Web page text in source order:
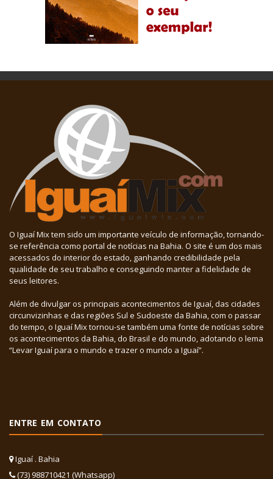
O Iguaí Mix tem sido um importante veículo de informação, tornando-
se referência como portal de notícias na Bahia. O site é um dos mais
acessados do interior do estado, ganhando credibilidade pela
qualidade de seu trabalho e conseguindo manter a fidelidade de
seus leitores.
Além de divulgar os principais acontecimentos de Iguaí, das cidades
circunvizinhas e das regiões Sul e Sudoeste da Bahia, com o passar
do tempo, o Iguaí Mix tornou-se também uma fonte de notícias sobre
os acontecimentos da Bahia, do Brasil e do mundo, adotando o lema
“Levar Iguaí para o mundo e trazer o mundo a Iguaí”.
ENTRE EM CONTATO
Iguaí . Bahia
(73) 988710421 (Whatsapp)